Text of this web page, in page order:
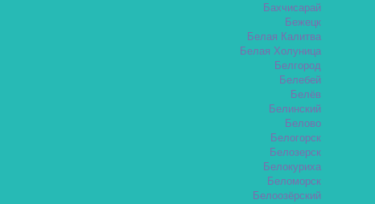
Бахчисарай
Бежецк
Белая Калитва
Белая Холуница
Белгород
Белебей
Белёв
Белинский
Белово
Белогорск
Белозерск
Белокуриха
Беломорск
Белоозёрский